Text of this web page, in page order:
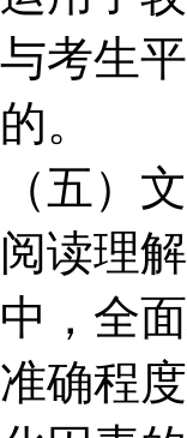
与考生
的。
（五）
阅读理
中，全
准确程